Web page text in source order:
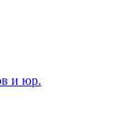
и юр.